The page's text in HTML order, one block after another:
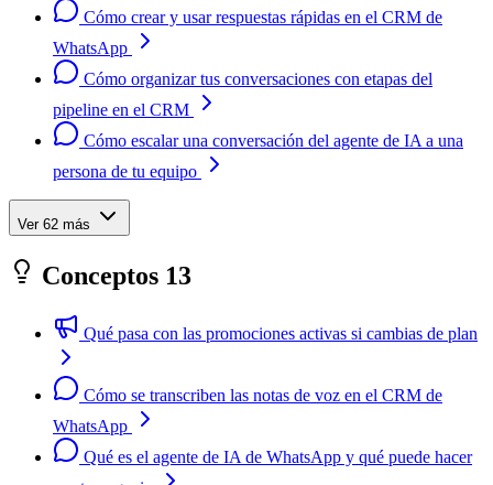
Cómo crear y usar respuestas rápidas en el CRM de
WhatsApp
Cómo organizar tus conversaciones con etapas del
pipeline en el CRM
Cómo escalar una conversación del agente de IA a una
persona de tu equipo
Ver 62 más
Conceptos 13
Qué pasa con las promociones activas si cambias de plan
Cómo se transcriben las notas de voz en el CRM de
WhatsApp
Qué es el agente de IA de WhatsApp y qué puede hacer